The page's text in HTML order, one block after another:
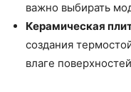
важно выбирать
Керамическая
создания
влаге